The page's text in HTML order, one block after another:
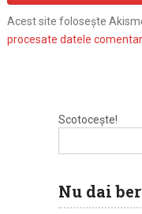
Acest site folosește
procesate datele
Scotocește!
Nu dai